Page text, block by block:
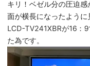
キリ！ベゼル分の圧迫
面が横長になったよう
LCD-TV241XBRが16：
た為です。